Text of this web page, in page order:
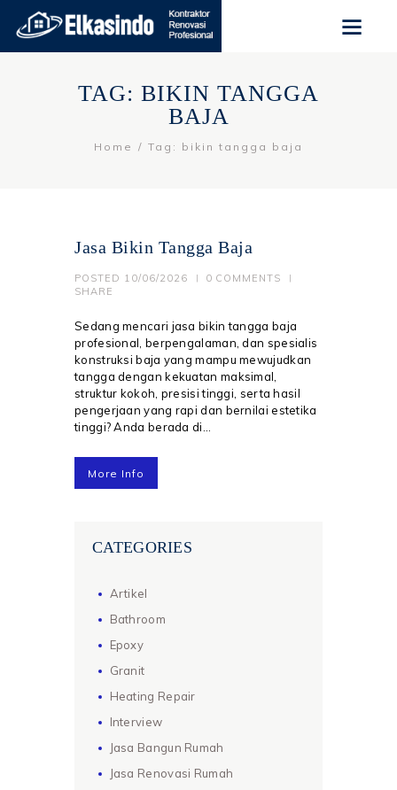
TAG: BIKIN TANGGA
BAJA
Home Tag: bikin tangga baja
Jasa Bikin Tangga Baja
POSTED 10/06/2026 0 COMMENTS
SHARE
Sedang mencari jasa bikin tangga baja
profesional, berpengalaman, dan spesialis
konstruksi baja yang mampu mewujudkan
tangga dengan kekuatan maksimal,
struktur kokoh, presisi tinggi, serta hasil
pengerjaan yang rapi dan bernilai estetika
tinggi? Anda berada di…
More Info
CATEGORIES
Artikel
Bathroom
Epoxy
Granit
Heating Repair
Interview
Jasa Bangun Rumah
Jasa Renovasi Rumah